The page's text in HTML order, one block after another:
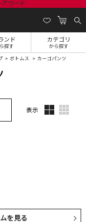
ンド
探す
カテゴリ
から探す
ボトムス カーゴパンツ
表示
を見る